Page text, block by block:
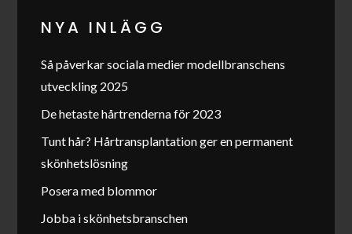
NYA INLÄGG
Så påverkar sociala medier modellbranschens
utveckling 2025
De hetaste hårtrenderna för 2023
Tunt hår? Hårtransplantation ger en permanent
skönhetslösning
Posera med blommor
Jobba i skönhetsbranschen